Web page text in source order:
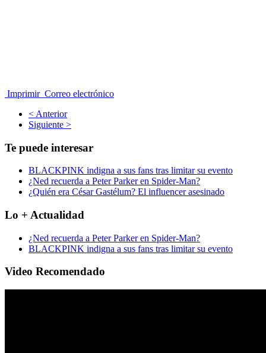
Imprimir Correo electrónico
< Anterior
Siguiente >
Te puede interesar
BLACKPINK indigna a sus fans tras limitar su evento
¿Ned recuerda a Peter Parker en Spider-Man?
¿Quién era César Gastélum? El influencer asesinado
Lo + Actualidad
¿Ned recuerda a Peter Parker en Spider-Man?
BLACKPINK indigna a sus fans tras limitar su evento
Video Recomendado